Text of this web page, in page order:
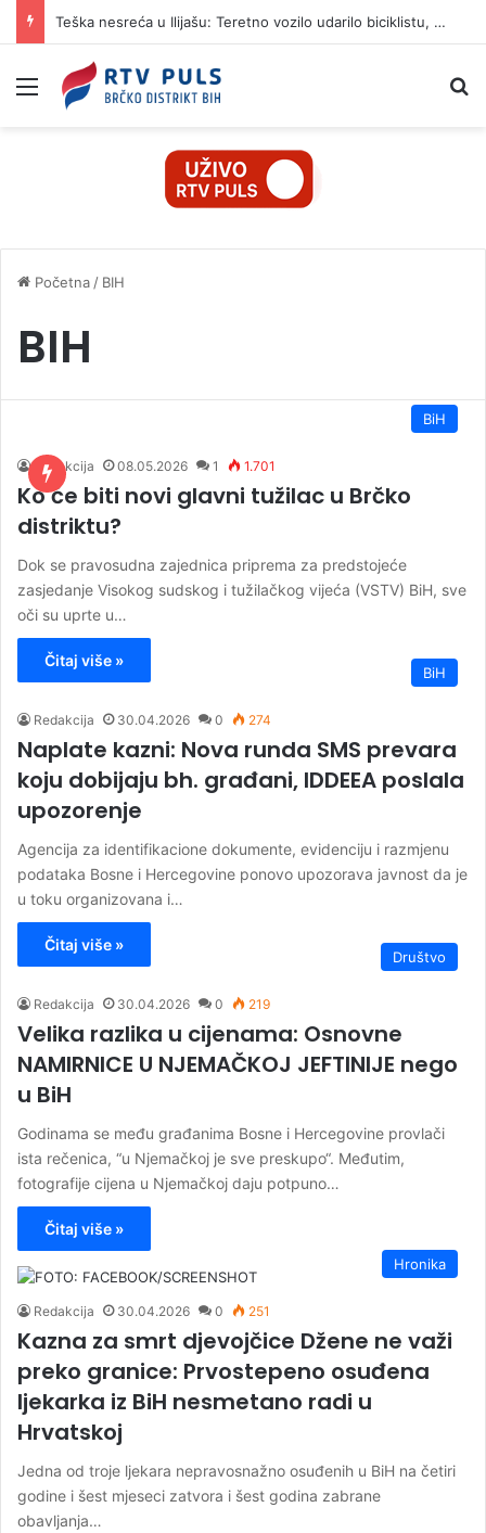
Teška nesreća u Ilijašu: Teretno vozilo udarilo biciklistu, 75-godišnjak zadržan u bolnici
Izbornik
Početna / BIH
BIH
BiH
Redakcija 08.05.2026 1 1.701
Ko će biti novi glavni tužilac u Brčko
distriktu?
Dok se pravosudna zajednica priprema za predstojeće
zasjedanje Visokog sudskog i tužilačkog vijeća (VSTV) BiH, sve
oči su uprte u…
Čitaj više »
BiH
Redakcija 30.04.2026 0 274
Naplate kazni: Nova runda SMS prevara
koju dobijaju bh. građani, IDDEEA poslala
upozorenje
Agencija za identifikacione dokumente, evidenciju i razmjenu
podataka Bosne i Hercegovine ponovo upozorava javnost da je
u toku organizovana i…
Čitaj više »
Društvo
Redakcija 30.04.2026 0 219
Velika razlika u cijenama: Osnovne
NAMIRNICE U NJEMAČKOJ JEFTINIJE nego
u BiH
Godinama se među građanima Bosne i Hercegovine provlači
ista rečenica, “u Njemačkoj je sve preskupo“. Međutim,
fotografije cijena u Njemačkoj daju potpuno…
Čitaj više »
Hronika
Redakcija 30.04.2026 0 251
Kazna za smrt djevojčice Džene ne važi
preko granice: Prvostepeno osuđena
ljekarka iz BiH nesmetano radi u
Hrvatskoj
Jedna od troje ljekara nepravosnažno osuđenih u BiH na četiri
godine i šest mjeseci zatvora i šest godina zabrane
obavljanja…